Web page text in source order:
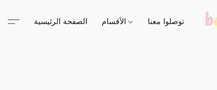
الصفحة الرئيسية توصلوا معنا